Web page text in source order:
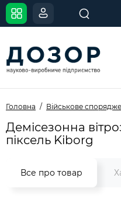
Головна Військове
Демісезонна
піксель Kiborg
Все про товар